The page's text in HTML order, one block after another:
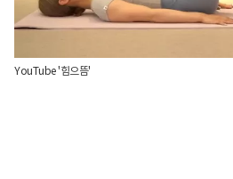
YouTube '힘으뜸'